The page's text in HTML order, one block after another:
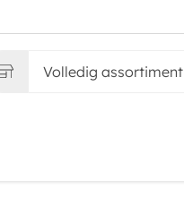
Volledig assortiment